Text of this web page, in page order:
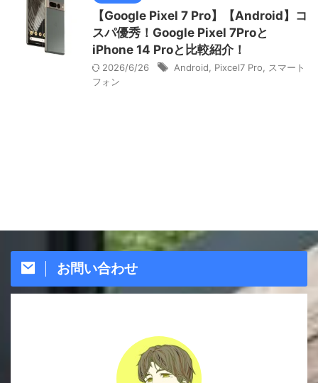
【Google Pixel 7 Pro】【Android】コ
スパ優秀！Google Pixel 7Proと
iPhone 14 Proと比較紹介！
2026/6/26 Android Pixcel7 Pro
スマート
フォン
お問い合わせ